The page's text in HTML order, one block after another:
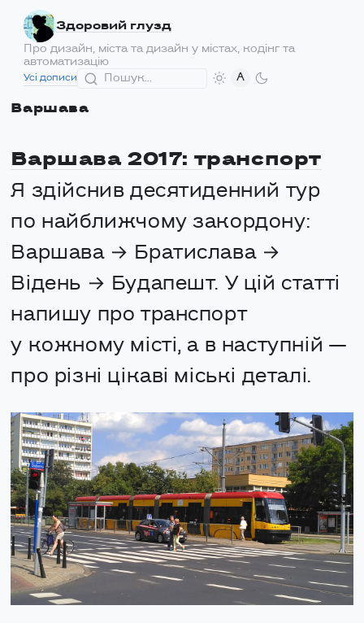
Здоровий глузд
Про дизайн, міста та дизайн у містах, кодінг та
автоматизацію
Усі дописи A
Варшава
Варшава 2017: транспорт
Я здійснив десятиденний тур
по найближчому закордону:
Варшава → Братислава →
Відень → Будапешт. У цій статті
напишу про транспорт
у кожному місті, а в наступній —
про різні цікаві міські деталі.